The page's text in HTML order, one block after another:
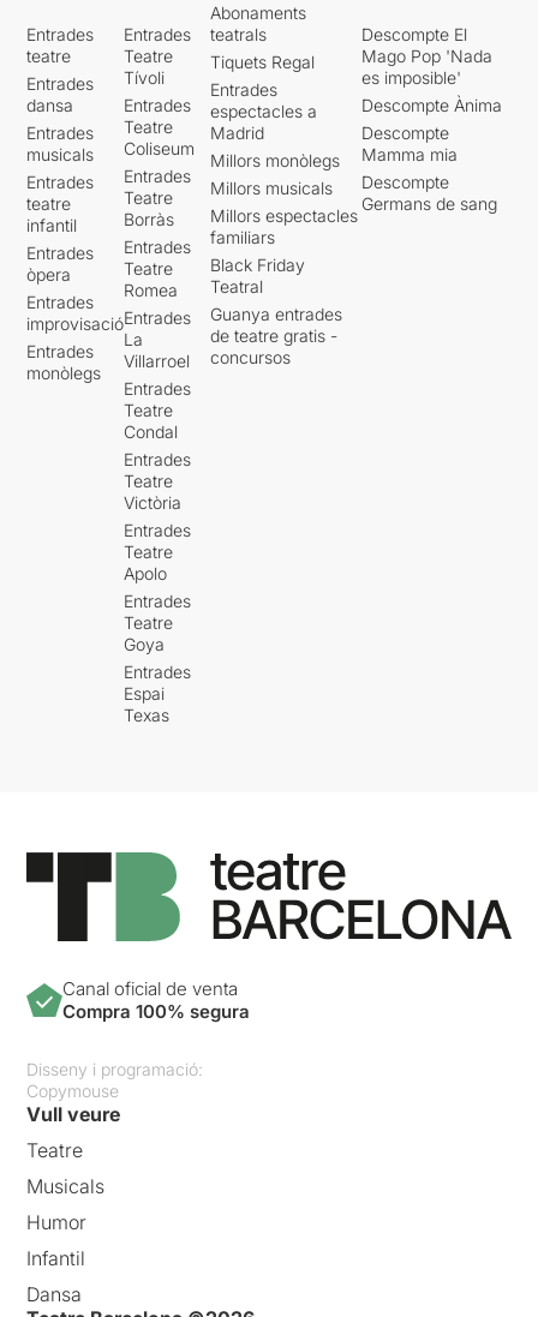
Entrades
teatre
Entrades
dansa
Entrades
musicals
Entrades
teatre
infantil
Entrades
òpera
Entrades
improvisació
Entrades
monòlegs
Entrades
Teatre
Tívoli
Entrades
Teatre
Coliseum
Entrades
Teatre
Borràs
Entrades
Teatre
Romea
Entrades
La
Villarroel
Entrades
Teatre
Condal
Entrades
Teatre
Victòria
Entrades
Teatre
Apolo
Entrades
Teatre
Goya
Entrades
Espai
Texas
Abonaments
teatrals
Tiquets Regal
Entrades
espectacles a
Madrid
Millors monòlegs
Millors musicals
Millors espectacles
familiars
Black Friday
Teatral
Guanya entrades
de teatre gratis -
concursos
Descompte El
Mago Pop 'Nada
es imposible'
Descompte Ànima
Descompte
Mamma mia
Descompte
Germans de sang
Canal oficial de venta
Compra 100% segura
Disseny i programació:
Copymouse
Vull veure
Teatre
Musicals
Humor
Infantil
Dansa